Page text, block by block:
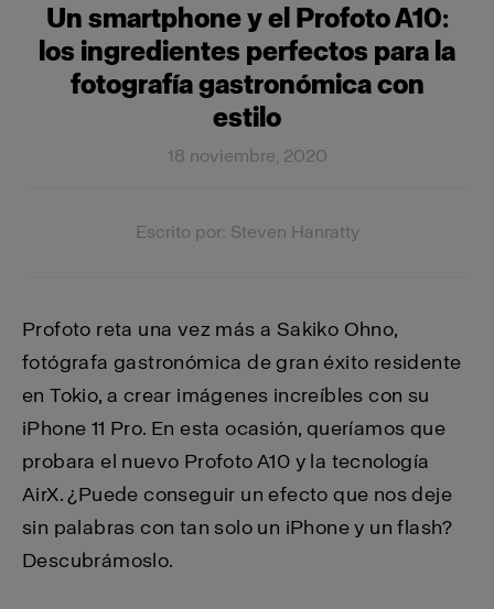
Un smartphone y el Profoto A10:
los ingredientes perfectos para la
fotografía gastronómica con
estilo
18 noviembre, 2020
Escrito por: Steven Hanratty
Profoto reta una vez más a Sakiko Ohno,
fotógrafa gastronómica de gran éxito residente
en Tokio, a crear imágenes increíbles con su
iPhone 11 Pro. En esta ocasión, queríamos que
probara el nuevo Profoto A10 y la tecnología
AirX. ¿Puede conseguir un efecto que nos deje
sin palabras con tan solo un iPhone y un flash?
Descubrámoslo.